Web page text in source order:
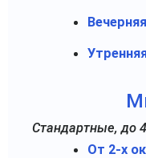
Вечерняя
Стандартные, до
От 2-х